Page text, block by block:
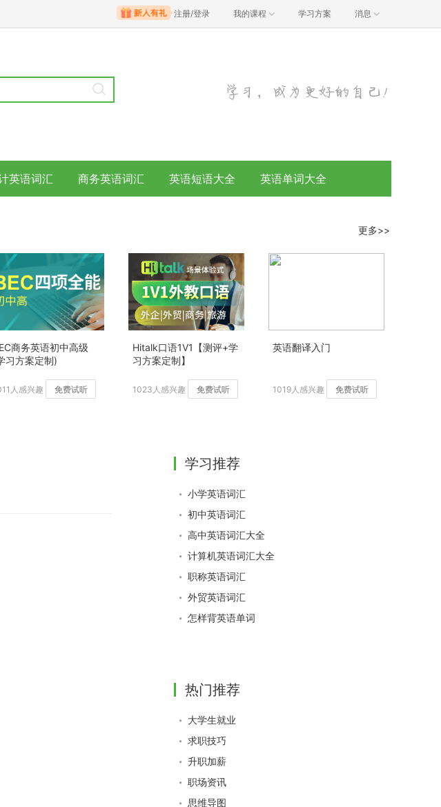
注册/登录 我的课程 学习方案 消息
英语词汇 商务英语词汇 英语短语大全 英语单词大全
更多>>
商务英语初中高级
习方案定制)
人感兴趣 免费试听
Hitalk口语1V1【测评+学
习方案定制】
1023人感兴趣 免费试听
英语翻译入门
1019人感兴趣 免费试听
学习推荐
小学英语词汇
初中英语词汇
高中英语词汇大全
计算机英语词汇大全
职称英语词汇
外贸英语词汇
怎样背英语单词
热门推荐
大学生就业
求职技巧
升职加薪
职场资讯
思维导图